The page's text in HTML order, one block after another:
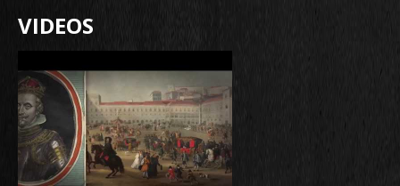
VIDEOS